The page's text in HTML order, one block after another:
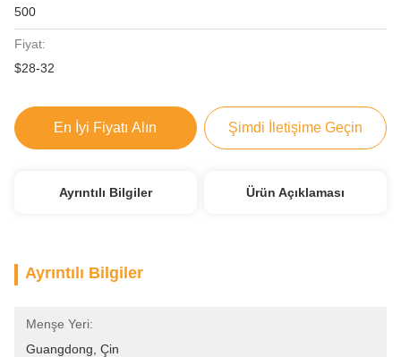
500
Fiyat:
$28-32
En İyi Fiyatı Alın Şimdi İletişime Geçin
Ayrıntılı Bilgiler Ürün Açıklaması
Ayrıntılı Bilgiler
Menşe Yeri:
Guangdong, Çin